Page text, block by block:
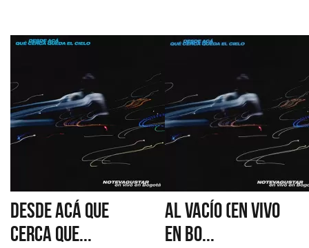
DESDE ACÁ QUE
CERCA QUE...
AL VACÍO (EN VIVO
EN BO...